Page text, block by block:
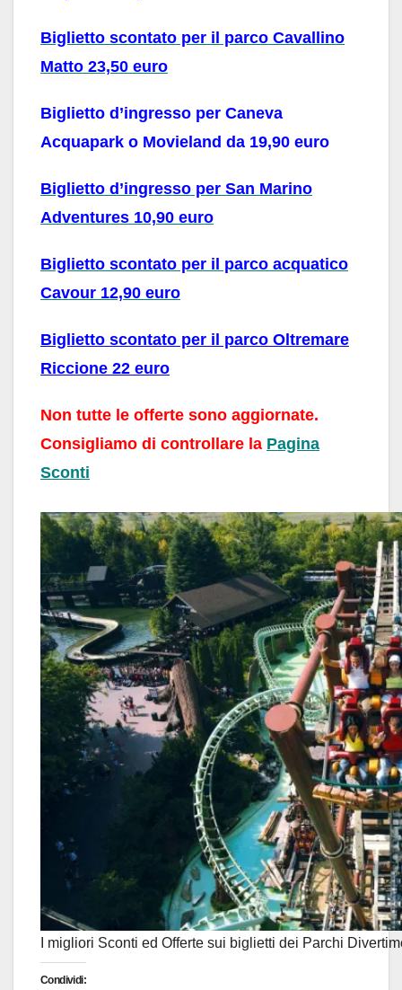
Biglietto scontato per il parco Cavallino
Matto 23,50 euro
Biglietto d’ingresso per Caneva
Acquapark o Movieland da 19,90 euro
Biglietto d’ingresso per San Marino
Adventures 10,90 euro
Biglietto scontato per il parco acquatico
Cavour 12,90 euro
Biglietto scontato per il parco Oltremare
Riccione 22 euro
Non tutte le offerte sono aggiornate.
Consigliamo di controllare la Pagina
Sconti
I migliori Sconti ed Offerte sui biglietti dei Parchi
Condividi: